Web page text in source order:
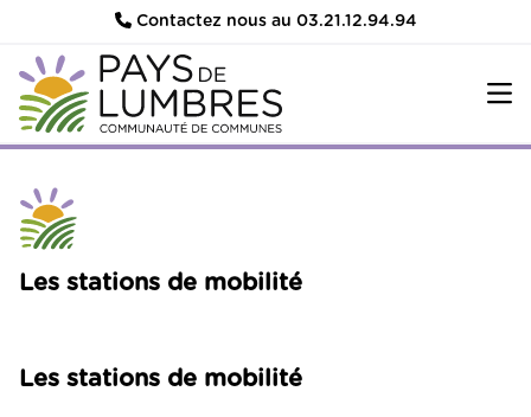
Contactez nous au 03.21.12.94.94
Les stations de mobilité
Les stations de mobilité